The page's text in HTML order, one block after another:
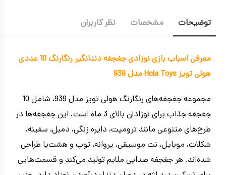
توضیحات مشخصات نظر کاربران
معرفی اسباب بازی نوزادی جغجغه دندانگیر رنگارنگ 10 عددی
هولی تویز Hola Toys مدل 939
مجموعه جغجغه‌های رنگارنگ هولی تویز مدل 939، شامل 10
جغجغه جذاب برای نوزادان بالای 3 ماه است. این جغجغه‌ها در
طرح‌های متنوعی مانند ترومپت، دایره زنگی، دمبل، سفینه،
شکلات، موبایل، نت موسیقی، پروانه، توپ و هشت‌پا طراحی
شده‌اند. هر جغجغه صدایی ملایم تولید می‌کند و قسمت‌هایی